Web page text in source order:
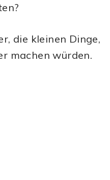
die kleinen Dinge,
machen würden.